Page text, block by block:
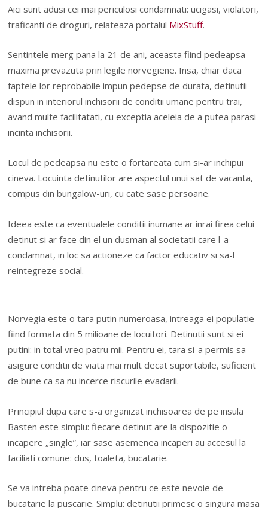
Aici sunt adusi cei mai periculosi condamnati: ucigasi, violatori,
traficanti de droguri, relateaza portalul MixStuff.
Sentintele merg pana la 21 de ani, aceasta fiind pedeapsa
maxima prevazuta prin legile norvegiene. Insa, chiar daca
faptele lorreprobabile impun pedepse de durata, detinutii
dispun in interiorul inchisorii de conditii umane pentru trai,
avand multe facilitatati, cu exceptia aceleia de a putea parasi
incinta inchisorii.
Locul de pedeapsa nu este o fortareata cum si-ar inchipui
cineva. Locuinta detinutilor are aspectul unui sat de vacanta,
compus din bungalow-uri, cu cate sase persoane.
Ideea este ca eventualele conditii inumane ar inrai firea celui
detinut si ar face din el un dusman al societatii care l-a
condamnat, in loc sa actioneze ca factor educativ si sa-l
reintegreze social.
Norvegia este o tara putin numeroasa, intreaga ei populatie
fiind formata din 5 milioane de locuitori. Detinutii sunt si ei
putini: in total vreo patru mii. Pentru ei, tara si-a permis sa
asigure conditii de viata mai mult decat suportabile, suficient
de bune ca sa nu incerce riscurile evadarii.
Principiul dupa care s-a organizat inchisoarea de pe insula
Basten este simplu: fiecare detinut are la dispozitie o
incapere „single”, iar sase asemenea incaperi au accesul la
faciliati comune: dus, toaleta, bucatarie.
Se va intreba poate cineva pentru ce este nevoie de
bucatarie la puscarie. Simplu: detinutii primesc o singura masa